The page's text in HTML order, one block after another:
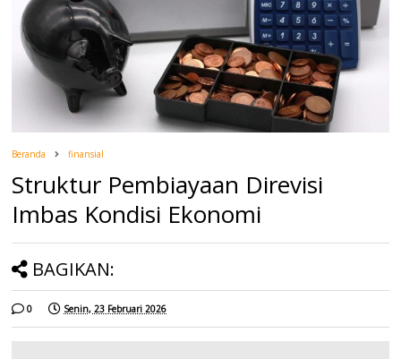
Beranda finansial
Struktur Pembiayaan Direvisi
Imbas Kondisi Ekonomi
BAGIKAN:
0 Senin, 23 Februari 2026